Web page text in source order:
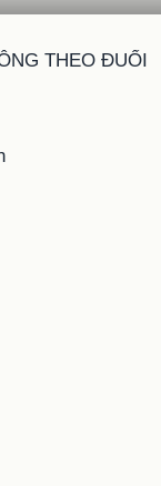
THEO ĐUỔI